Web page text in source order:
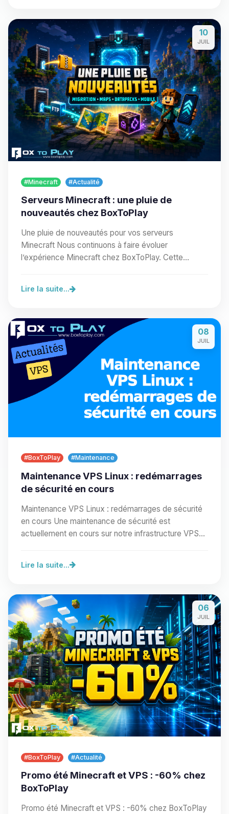
10
JUIL
#Minecraft #Actualité
Serveurs Minecraft : une pluie de
nouveautés chez BoxToPlay
Une pluie de nouveautés pour vos serveurs
Minecraft Nous continuons à faire évoluer
l’expérience Minecraft chez BoxToPlay. Cette
Lire la suite...
08
JUIL
#BoxToPlay #Maintenance
Maintenance VPS Linux : redémarrages
de sécurité en cours
Maintenance VPS Linux : redémarrages de sécurité
en cours Une maintenance de sécurité est
actuellement en cours sur notre infrastructure VPS
Lire la suite...
06
JUIL
#BoxToPlay #Actualité
Promo été Minecraft et VPS : -60% chez
BoxToPlay
Promo été Minecraft et VPS : -60% chez BoxToPlay